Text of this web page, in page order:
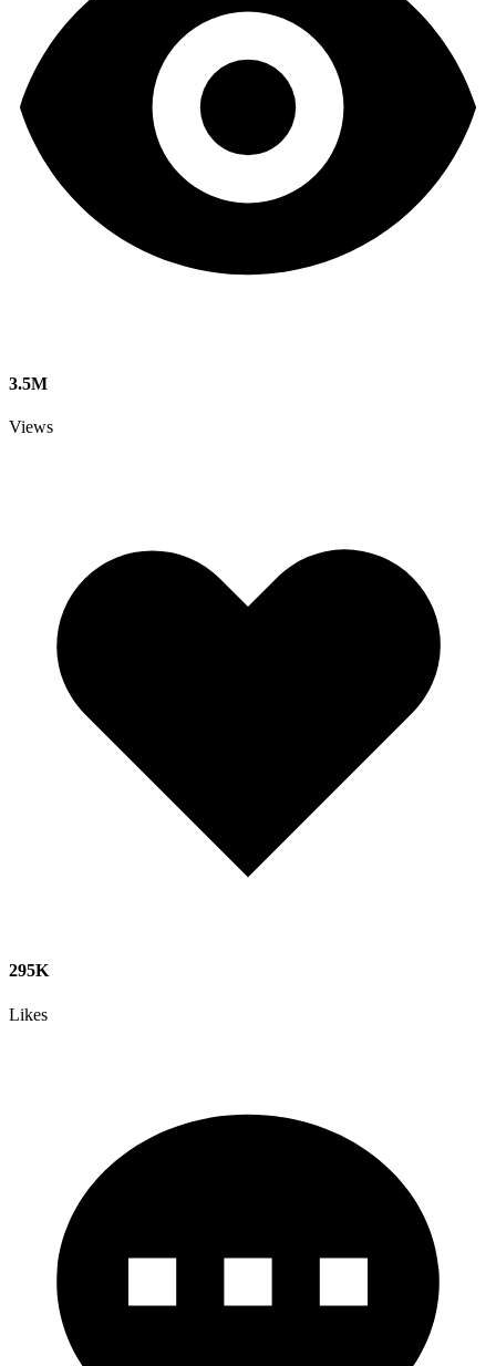
3.5M
Views
295K
Likes